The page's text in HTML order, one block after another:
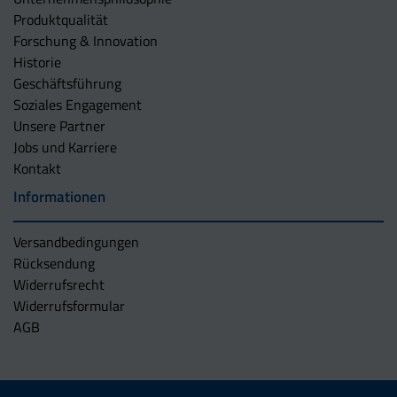
Produktqualität
Forschung & Innovation
Historie
Geschäftsführung
Soziales Engagement
Unsere Partner
Jobs und Karriere
Kontakt
Informationen
Versandbedingungen
Rücksendung
Widerrufsrecht
Widerrufsformular
AGB